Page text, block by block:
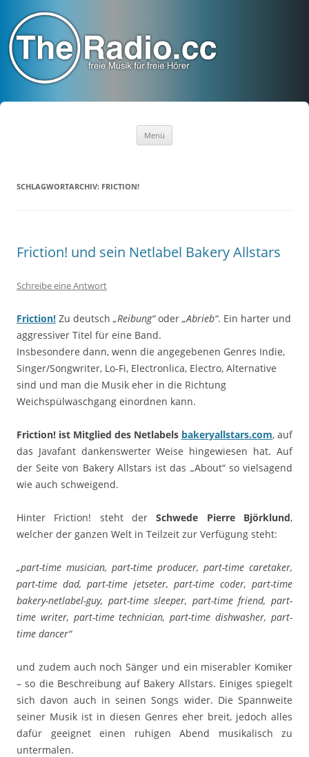
Menü
SCHLAGWORTARCHIV: FRICTION!
Friction! und sein Netlabel Bakery Allstars
Schreibe eine Antwort
Friction! Zu deutsch „Reibung“oder „Abrieb“. Ein harter und
aggressiver Titel für eine Band.
Insbesondere dann, wenn die angegebenen Genres Indie,
Singer/Songwriter, Lo-Fi, Electronlica, Electro, Alternative
sind und man die Musik eher in die Richtung
Weichspülwaschgang einordnen kann.
Friction! ist Mitglied des Netlabels bakeryallstars.com, auf
das Javafant dankenswerter Weise hingewiesen hat. Auf
der Seite von Bakery Allstars ist das „About“ so vielsagend
wie auch schweigend.
Hinter Friction! steht derSchwede Pierre Björklund,
welcher der ganzen Welt in Teilzeit zur Verfügung steht:
„part-time musician, part-time producer, part-time caretaker,
part-time dad, part-time jetseter, part-time coder, part-time
bakery-netlabel-guy, part-time sleeper, part-time friend, part-
time writer, part-time technician, part-time dishwasher, part-
time dancer“
und zudem auch noch Sänger und ein miserabler Komiker
– so die Beschreibung auf Bakery Allstars. Einiges spiegelt
sich davon auch in seinen Songs wider. Die Spannweite
seiner Musik ist in diesen Genres eher breit, jedoch alles
dafür geeignet einen ruhigen Abend musikalisch zu
untermalen.